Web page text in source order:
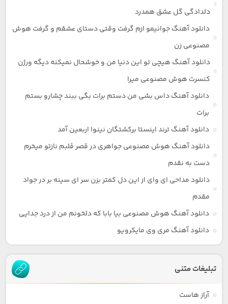
دلدادگی گل عشق همدرد
دانلود آهنگ جوانیمو ازم گرفت وقتی دستای عشقم و گرفت هوش
مصنوعی زن
دانلود آهنگ هیچی تو این دنیا من و خوشحال نمیکنه دیگه ورژن
کنسرت هوش مصنوعی میرا
دانلود آهنگ داس بشی من دستم برات بگی ببند چشارو بستم
برات
دانلود آهنگ ترند اینستا برکشتگان نینوا اربعین آمد
دانلود آهنگ هوش مصنوعی جواهری در قصر قلبم نازتو میخرم
دست به نقدم
دانلود مداحی ای وای از این دل کمتر بزن سر ای سینه بر در جواد
مقدم
دانلود آهنگ هوش مصنوعی بیا بابا که دلخونم من از درد جدایی
دانلود آهنگ مری وی مایکرویو
تبلیغات متنی
آراز هاست